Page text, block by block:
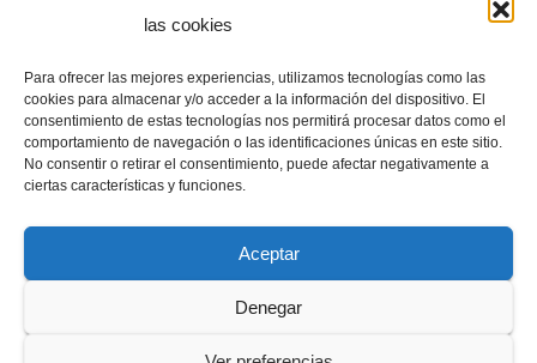
las cookies
Para ofrecer las mejores experiencias, utilizamos tecnologías como las
cookies para almacenar y/o acceder a la información del dispositivo. El
consentimiento de estas tecnologías nos permitirá procesar datos como el
comportamiento de navegación o las identificaciones únicas en este sitio.
No consentir o retirar el consentimiento, puede afectar negativamente a
ciertas características y funciones.
Aceptar
Denegar
E-mail
diaadia.redaccion@gmail.com